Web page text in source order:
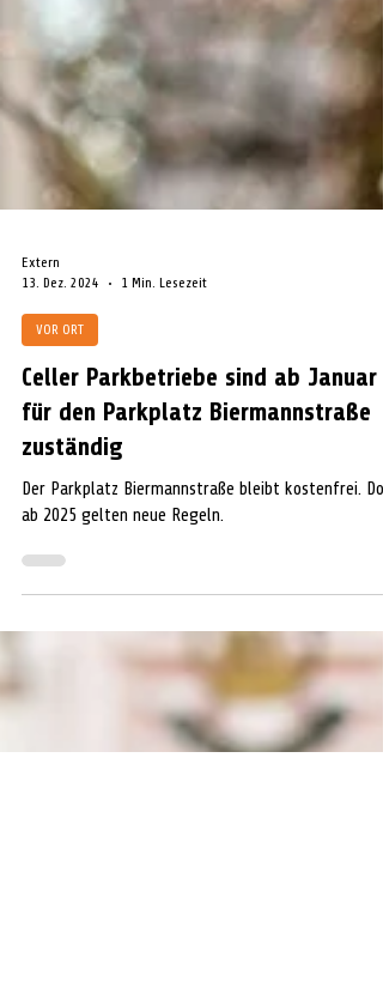
Extern
13. Dez. 2024
1 Min. Lesezeit
VOR ORT
für den Parkplatz Biermannstraße
Der Parkplatz Biermannstraße bleibt kostenfrei.
ab 2025 gelten neue Regeln.